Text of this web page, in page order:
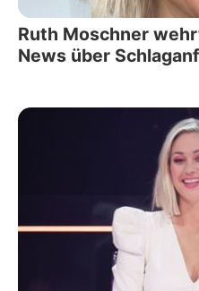
Ruth Moschner
News über